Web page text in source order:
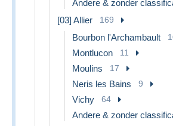
Andere & zonder
[03] Allier 169
Bourbon l'Archambault
Montlucon 11
Moulins 17
Neris les Bains 9
Vichy 64
Andere & zonder